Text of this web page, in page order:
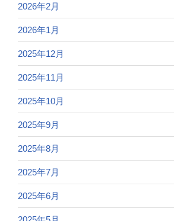
2026年2月
2026年1月
2025年12月
2025年11月
2025年10月
2025年9月
2025年8月
2025年7月
2025年6月